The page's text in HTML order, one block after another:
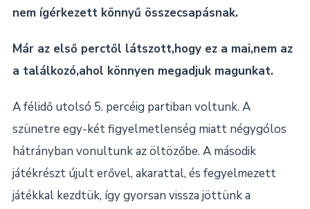
nem ígérkezett könnyű összecsapásnak.
Már az első perctől látszott,hogy ez a mai,nem az
a találkozó,ahol könnyen megadjuk magunkat.
A félidő utolsó 5. percéig partiban voltunk. A
szünetre egy-két figyelmetlenség miatt négygólos
hátrányban vonultunk az öltözőbe. A második
játékrészt újult erővel, akarattal, és fegyelmezett
játékkal kezdtük, így gyorsan vissza jöttünk a